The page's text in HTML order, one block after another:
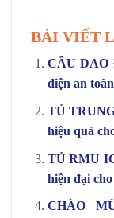
BÀI VIẾT
CẦU DAO
điện an
TỦ
hiệu quả
TỦ RMU
hiện đại
CHÀO